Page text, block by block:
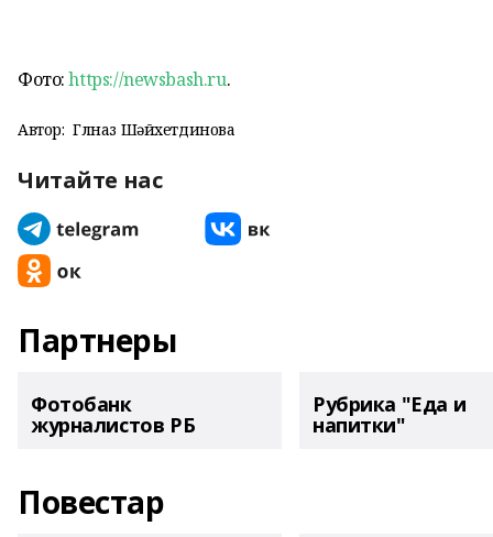
Фото:https://newsbash.ru.
Автор: Гөлназ Шәйхетдинова
Читайте нас
Партнеры
Фотобанк
журналистов РБ
Рубрика "Еда и
напитки"
Повестар